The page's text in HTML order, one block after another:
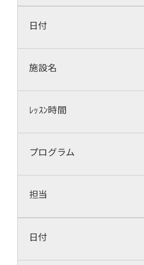
日付
施設名
ﾚｯｽﾝ時間
プログラム
担当
日付